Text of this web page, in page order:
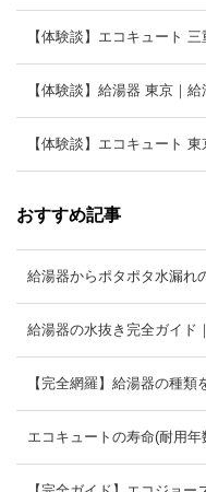
【体験談】エコキュート
【体験談】給湯器 東京｜
【体験談】エコキュート
おすすめ記事
給湯器からポタポタ水漏れ
給湯器の水抜き完全ガイド
【完全網羅】給湯器の種
エコキュートの寿命(耐用